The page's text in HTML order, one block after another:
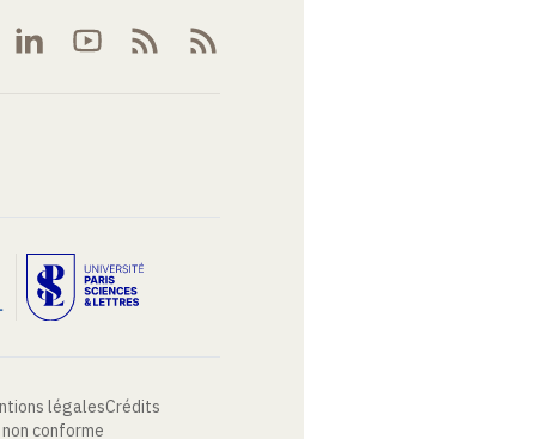
légalesCrédits
conforme